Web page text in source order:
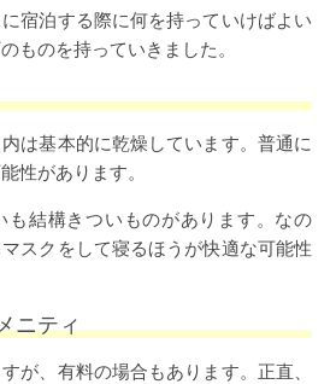
宿泊する際に何を持っていけばよい
ものを持っていきました。
は基本的に乾燥しています。普通に
性があります。
も結構きついものがあります。なの
スクをして寝るほうが快適な可能性
ニティ
が、有料の場合もあります。正直、